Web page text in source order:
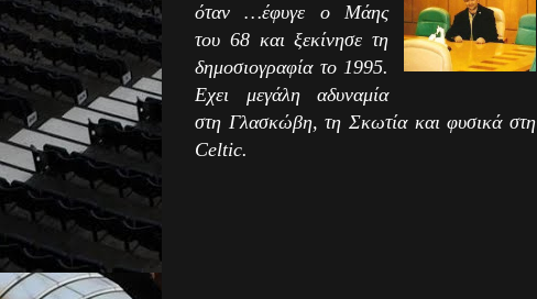
όταν …έφυγε ο Μάης
του 68 και ξεκίνησε τη
δημοσιογραφία το 1995.
Εχει μεγάλη αδυναμία
στη Γλασκώβη, τη Σκωτία και φυσικά στη
Celtic.